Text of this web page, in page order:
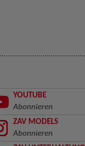
YOUTUBE
Abonnieren
ZAV MODELS
Abonnieren